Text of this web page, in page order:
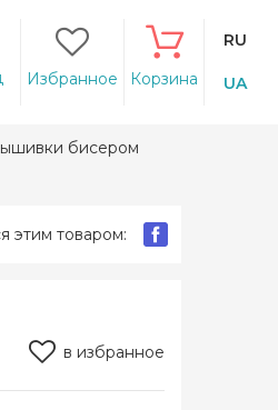
Избранное Корзина
RU
UA
бисером
этим товаром:
в избранное